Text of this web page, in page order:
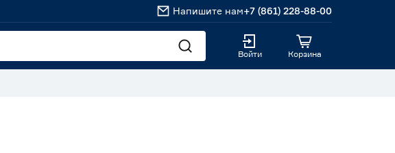
Напишите нам+7 (861) 228-88-00
Войти Корзина